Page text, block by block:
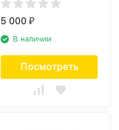
5 000₽
В наличии
Посмотреть